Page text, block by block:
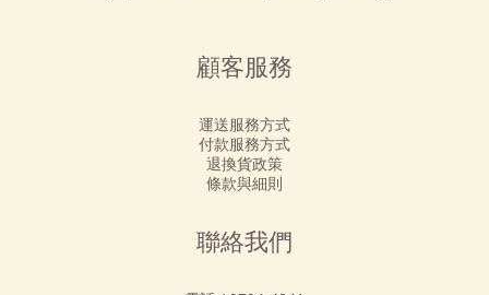
顧客服務
運送服務方式
付款服務方式
退換貨政策
條款與細則
聯絡我們